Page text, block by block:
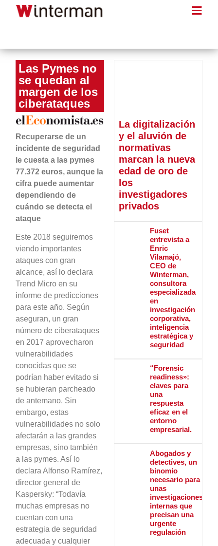
Las Pymes no
se quedan al
margen de los
ciberataques
Recuperarse de un
incidente de seguridad
le cuesta a las pymes
77.372 euros, aunque la
cifra puede aumentar
dependiendo de
cuándo se detecta el
ataque
Este 2018 seguiremos
viendo importantes
ataques con gran
alcance, así lo declara
Trend Micro en su
informe de predicciones
para este año. Según
aseguran, un gran
número de ciberataques
en 2017 aprovecharon
vulnerabilidades
conocidas que se
podrían haber evitado si
se hubieran parcheado
de antemano. Sin
embargo, estas
vulnerabilidades no solo
afectarán a las grandes
empresas, sino también
a las pymes. Así lo
declara Alfonso Ramírez,
director general de
Kaspersky: “Todavía
muchas empresas no
cuentan con una
estrategia de seguridad
adecuada y cualquier
La digitalización
y el aluvión de
normativas
marcan la nueva
edad de oro de
los
investigadores
privados
Fuset
entrevista a
Enric
Vilamajó,
CEO de
Winterman,
consultora
especializada
en
investigación
corporativa,
inteligencia
estratégica y
seguridad
“Forensic
readiness»:
claves para
una
respuesta
eficaz en el
entorno
empresarial.
Abogados y
detectives, un
binomio
necesario para
unas
investigaciones
internas que
precisan una
urgente
regulación